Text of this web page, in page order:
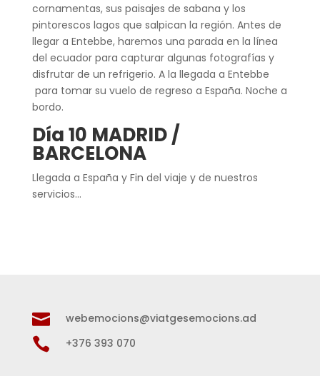
cornamentas, sus paisajes de sabana y los
pintorescos lagos que salpican la región. Antes de
llegar a Entebbe, haremos una parada en la línea
del ecuador para capturar algunas fotografías y
disfrutar de un refrigerio. A la llegada a Entebbe
para tomar su vuelo de regreso a España. Noche a
bordo.
Día 10 MADRID /
BARCELONA
Llegada a España y Fin del viaje y de nuestros
servicios…
 webemocions@viatgesemocions.ad
 +376 393 070